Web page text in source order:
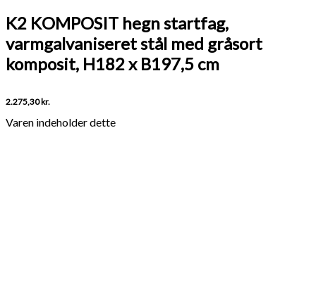
K2 KOMPOSIT hegn startfag,
varmgalvaniseret stål med gråsort
komposit, H182 x B197,5 cm
2.275,30kr.